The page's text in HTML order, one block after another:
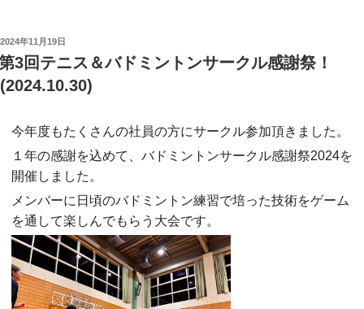
投
稿
日:
2024年11月19日
3回テニス＆バドミントンサークル感謝祭！
(2024.10.30)
今年度もたくさんの社員の方にサークル参加頂きました。
１年の感謝を込めて、バドミントンサークル感謝祭2024を
開催しました。
メンバーに日頃のバドミントン練習で培った技術をゲーム
を通して楽しんでもらう大会です。